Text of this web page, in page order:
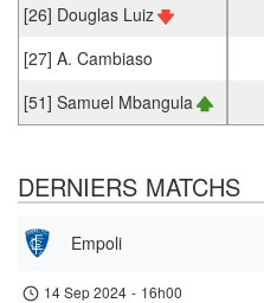
[26] Douglas Luiz
[27] A. Cambiaso
[51] Samuel Mbangula
DERNIERS MATCHS
Empoli
14 Sep 2024 - 16h00